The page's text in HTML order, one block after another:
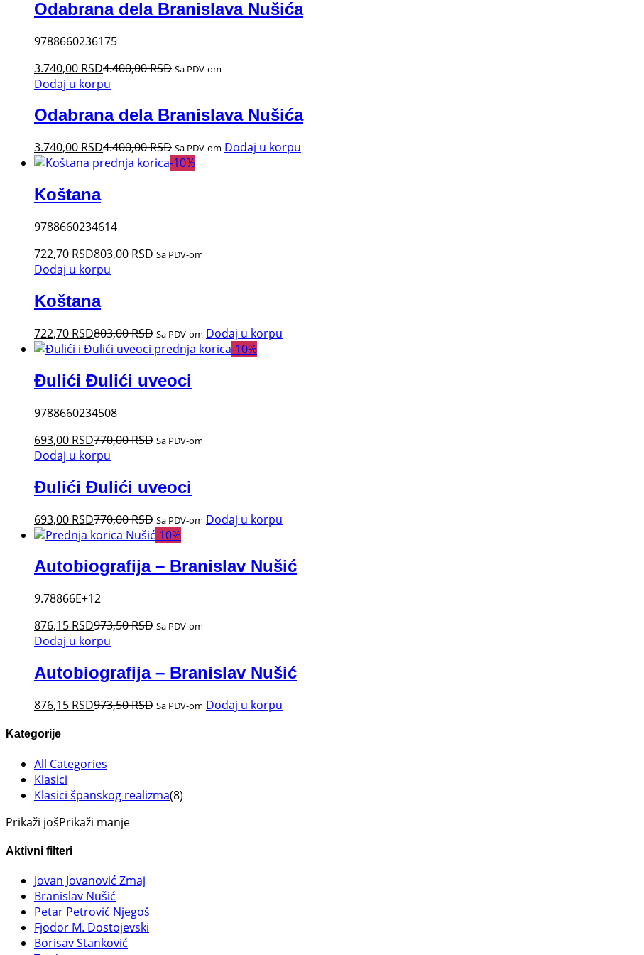
Odabrana dela Branislava Nušića
9788660236175
3.740,00 RSD4.400,00RSD Sa PDV-om
Dodaj u korpu
Odabrana dela Branislava Nušića
3.740,00 RSD4.400,00RSD Sa PDV-om Dodaj u korpu
-10%
Koštana
9788660234614
722,70 RSD803,00RSD Sa PDV-om
Dodaj u korpu
Koštana
722,70 RSD803,00RSD Sa PDV-om Dodaj u korpu
-10%
Đulići Đulići uveoci
9788660234508
693,00 RSD770,00RSD Sa PDV-om
Dodaj u korpu
Đulići Đulići uveoci
693,00 RSD770,00RSD Sa PDV-om Dodaj u korpu
-10%
Autobiografija – Branislav Nušić
9.78866E+12
876,15 RSD973,50RSD Sa PDV-om
Dodaj u korpu
Autobiografija – Branislav Nušić
876,15 RSD973,50RSD Sa PDV-om Dodaj u korpu
Kategorije
All Categories
Klasici
Klasici španskog realizma(8)
Prikaži jošPrikaži manje
Aktivni filteri
Jovan Jovanović Zmaj
Branislav Nušić
Petar Petrović Njegoš
Fjodor M. Dostojevski
Borisav Stanković